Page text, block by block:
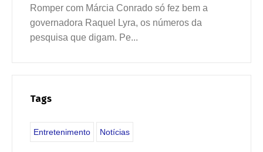
Romper com Márcia Conrado só fez bem a
governadora Raquel Lyra, os números da
pesquisa que digam. Pe...
Tags
Entretenimento Notícias